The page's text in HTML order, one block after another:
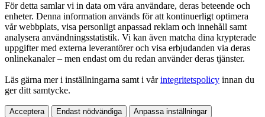
För detta samlar vi in data om våra användare, deras beteende och
enheter. Denna information används för att kontinuerligt optimera
vår webbplats, visa personligt anpassad reklam och innehåll samt
analysera användningsstatistik. Vi kan även matcha dina krypterade
uppgifter med externa leverantörer och visa erbjudanden via deras
onlinekanaler – men endast om du redan använder deras tjänster.
Läs gärna mer i inställningarna samt i vårintegritetspolicy innan du
ger ditt samtycke.
Acceptera Endast nödvändiga Anpassa inställningar